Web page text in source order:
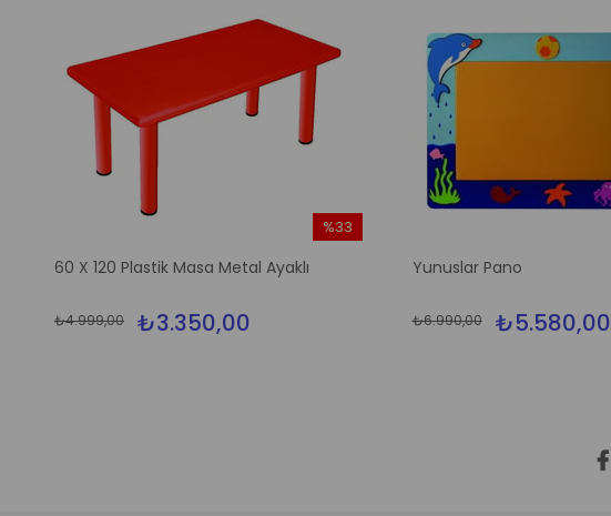
60 X 120 Plastik Masa Metal Ayaklı
₺3.350,00
₺4.999,00
%33
Yunuslar Pano
₺5.580,00
₺6.990,00